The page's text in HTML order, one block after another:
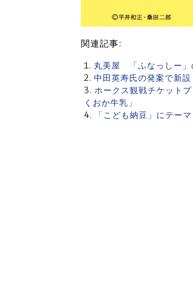
関連記事:
丸美屋 「ふなっしー」
中田英寿氏の発案で新
ホークス観戦チケット
くおか牛乳」
「こども納豆」にテー